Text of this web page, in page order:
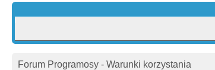
Forum Programosy - Warunki korzystania